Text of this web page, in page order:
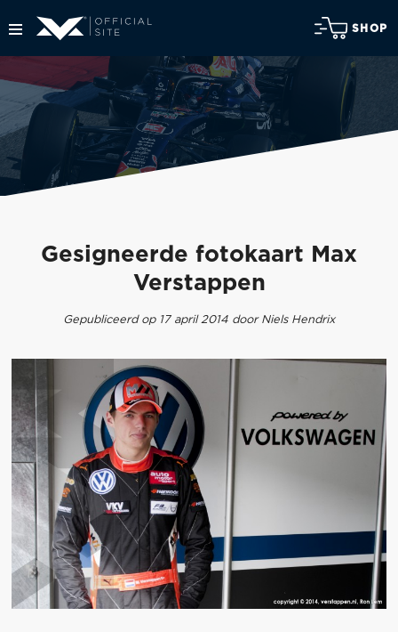
SHOP
Gesigneerde fotokaart Max
Verstappen
Gepubliceerd op 17 april 2014 door Niels Hendrix